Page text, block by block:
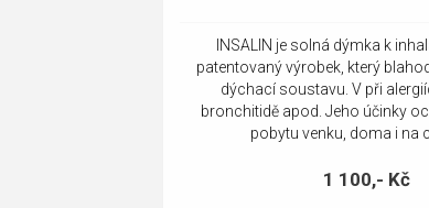
INSALIN je solná dýmka k
patentovaný výrobek, který
dýchací soustavu. V při
bronchitidě apod. Jeho účinky
pobytu venku, doma i na
1 100,- Kč